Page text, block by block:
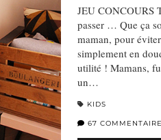
JEU CONCOURS
passer … Que ça
maman, pour
simplement en
utilité ! Mamans,
un…
KIDS
67